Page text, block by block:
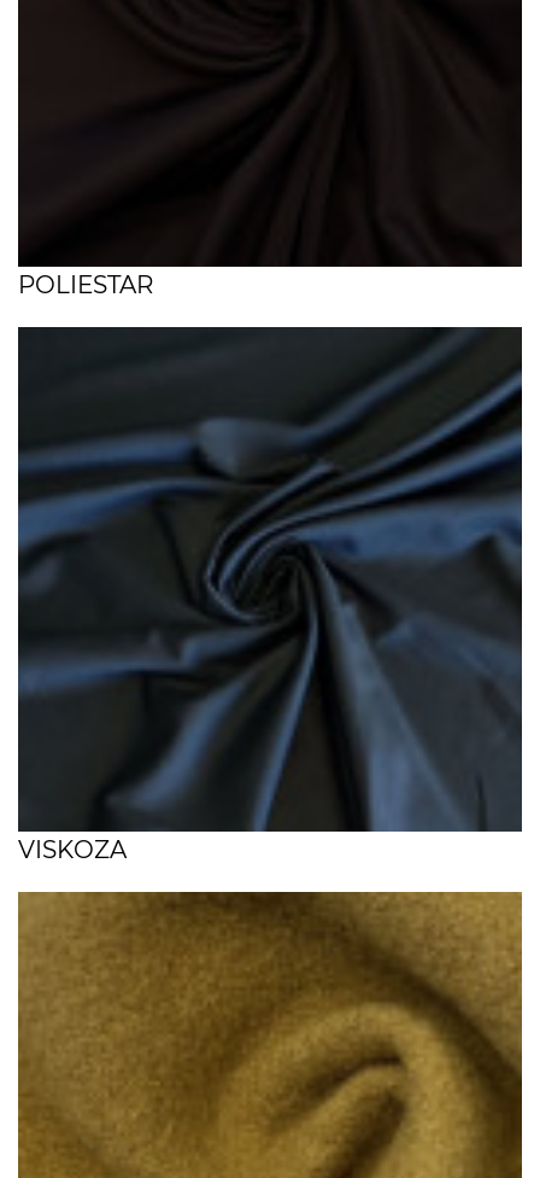
POLIESTAR
VISKOZA